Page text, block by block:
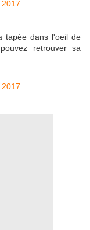
tapée dans l'oeil de
retrouver sa